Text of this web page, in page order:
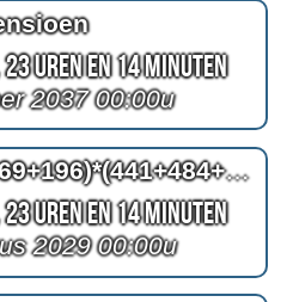
23 Uren en 14 Minuten
2037 00:00u
(100+121+144=169+196)*(441+484+529+576=625+676+729)=740950
23 Uren en 14 Minuten
2029 00:00u